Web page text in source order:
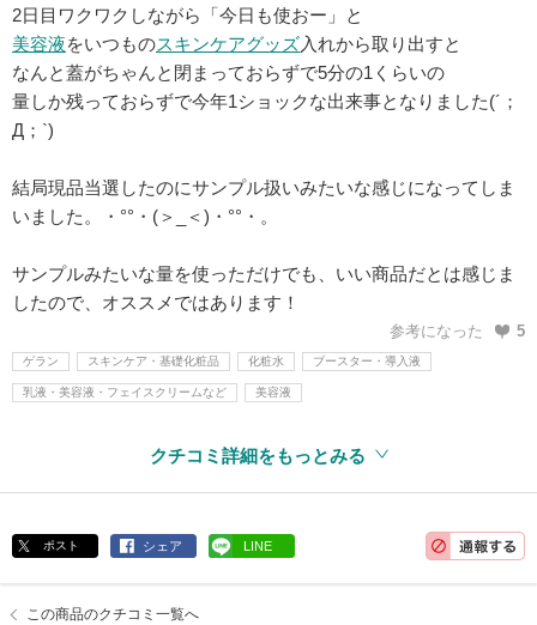
2日目ワクワクしながら「今日も使おー」と
美容液をいつものスキンケアグッズ入れから取り出すと
なんと蓋がちゃんと閉まっておらずで5分の1くらいの
量しか残っておらずで今年1ショックな出来事となりました(´；
Д；`)
結局現品当選したのにサンプル扱いみたいな感じになってしま
いました。・°°・(＞_＜)・°°・。
サンプルみたいな量を使っただけでも、いい商品だとは感じま
したので、オススメではあります！
参考になった 5
ゲラン スキンケア・基礎化粧品 化粧水 ブースター・導入液
乳液・美容液・フェイスクリームなど 美容液
クチコミ詳細をもっとみる
ポスト シェア LINE
この商品のクチコミ一覧へ